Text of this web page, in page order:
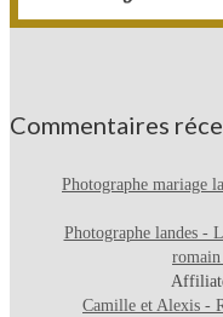
Commentaires
Photographe mariage
Photographe landes -
Camille et Alexis -